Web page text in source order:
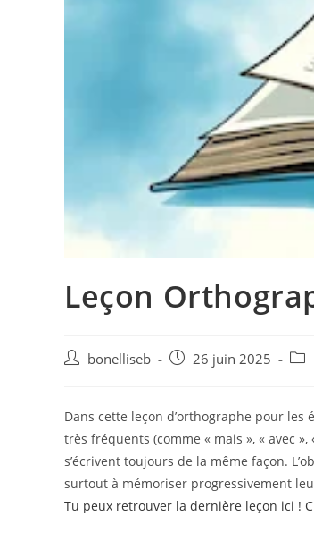
Leçon
bonelliseb 26 juin 2025
Dans cette leçon d’orthographe pour les
très fréquents (comme « mais », « avec
s’écrivent toujours de la même façon.
surtout à mémoriser progressivement
Tu peux retrouver la dernière leçon ici !